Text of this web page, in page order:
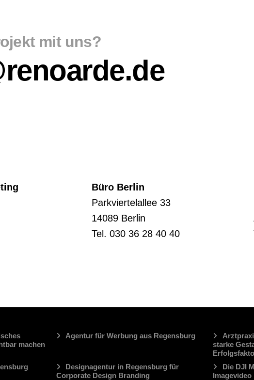
mit uns?
Büro Berlin
Parkviertelallee 33
14089 Berlin
Tel.030 36 28 40 40
machen
Agentur für Werbung aus Regensburg
starke
Designagentur in Regensburg für
Corporate Design Branding
Die DJI
Imagevideo